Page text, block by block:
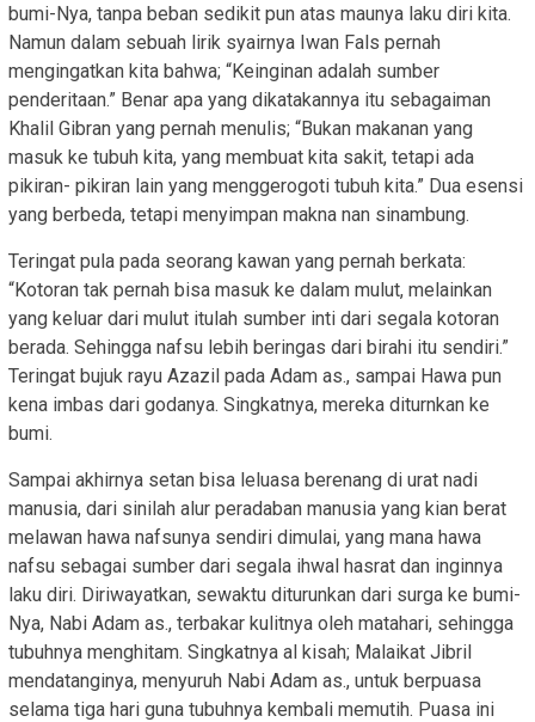
bumi-Nya, tanpa beban sedikit pun atas maunya laku diri kita.
Namun dalam sebuah lirik syairnya Iwan Fals pernah
mengingatkan kita bahwa; “Keinginan adalah sumber
penderitaan.” Benar apa yang dikatakannya itu sebagaiman
Khalil Gibran yang pernah menulis; “Bukan makanan yang
masuk ke tubuh kita, yang membuat kita sakit, tetapi ada
pikiran- pikiran lain yang menggerogoti tubuh kita.” Dua esensi
yang berbeda, tetapi menyimpan makna nan sinambung.
Teringat pula pada seorang kawan yang pernah berkata:
“Kotoran tak pernah bisa masuk ke dalam mulut, melainkan
yang keluar dari mulut itulah sumber inti dari segala kotoran
berada. Sehingga nafsu lebih beringas dari birahi itu sendiri.”
Teringat bujuk rayu Azazil pada Adam as., sampai Hawa pun
kena imbas dari godanya. Singkatnya, mereka diturnkan ke
bumi.
Sampai akhirnya setan bisa leluasa berenang di urat nadi
manusia, dari sinilah alur peradaban manusia yang kian berat
melawan hawa nafsunya sendiri dimulai, yang mana hawa
nafsu sebagai sumber dari segala ihwal hasrat dan inginnya
laku diri. Diriwayatkan, sewaktu diturunkan dari surga ke bumi-
Nya, Nabi Adam as., terbakar kulitnya oleh matahari, sehingga
tubuhnya menghitam. Singkatnya al kisah; Malaikat Jibril
mendatanginya, menyuruh Nabi Adam as., untuk berpuasa
selama tiga hari guna tubuhnya kembali memutih. Puasa ini